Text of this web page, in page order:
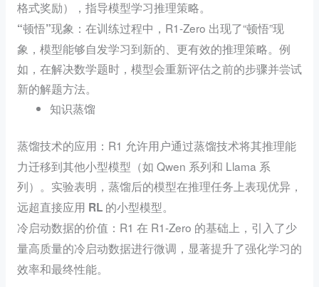
格式奖励），指导模型学习推理策略。
“顿悟”现象 ：在训练过程中，R1-Zero 出现了“顿悟”现
象，模型能够自发学习到新的、更有效的推理策略。例
如，在解决数学题时，模型会重新评估之前的步骤并尝试
新的解题方法。
知识蒸馏
蒸馏技术的应用 ：R1 允许用户通过蒸馏技术将其推理能
力迁移到其他小型模型（如 Qwen 系列和 Llama 系
列）。 实验表明，蒸馏后的模型在推理任务上表现优异，
远超直接应用 RL 的小型模型。
冷启动数据的价值 ：R1 在 R1-Zero 的基础上，引入了少
量高质量的冷启动数据进行微调， 显著提升了强化学习的
效率和最终性能。